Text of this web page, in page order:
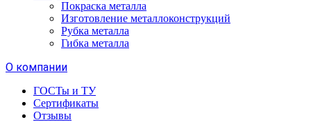
Покраска металла
Изготовление металлоконструкций
Рубка металла
Гибка металла
О компании
ГОСТы и ТУ
Сертификаты
Отзывы